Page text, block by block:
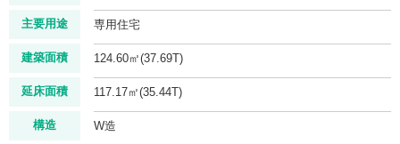
主要用途 専用住宅
建築面積 124.60㎡(37.69T)
延床面積 117.17㎡(35.44T)
構造 W造